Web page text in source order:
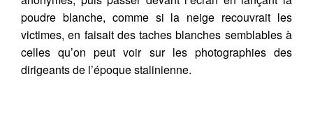
poudre blanche, comme si la neige recouvrait les
victimes, en faisait des taches blanches semblables à
celles qu’on peut voir sur les photographies des
dirigeants de l’époque stalinienne.